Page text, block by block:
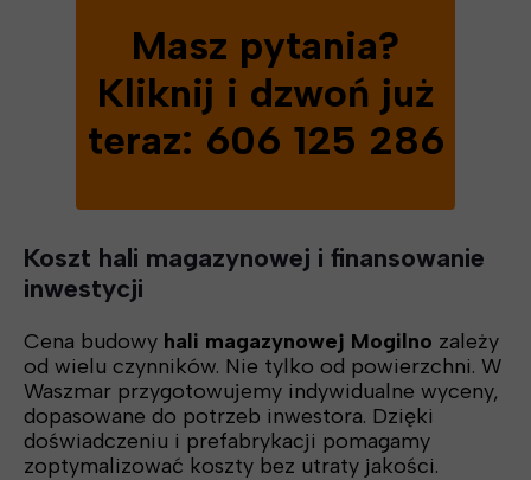
Masz pytania?
Kliknij i dzwoń już
teraz: 606 125 286
Koszt hali magazynowej i finansowanie
inwestycji
Cena budowy hali magazynowej Mogilno zależy
od wielu czynników. Nie tylko od powierzchni. W
Waszmar przygotowujemy indywidualne wyceny,
dopasowane do potrzeb inwestora. Dzięki
doświadczeniu i prefabrykacji pomagamy
zoptymalizować koszty bez utraty jakości.